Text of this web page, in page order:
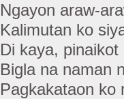
Ngayon araw-
Kalimutan ko
Di kaya,
Bigla na naman
Pagkakataon ko